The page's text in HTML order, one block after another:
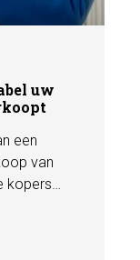
uw
een
van
kopers
waarde.